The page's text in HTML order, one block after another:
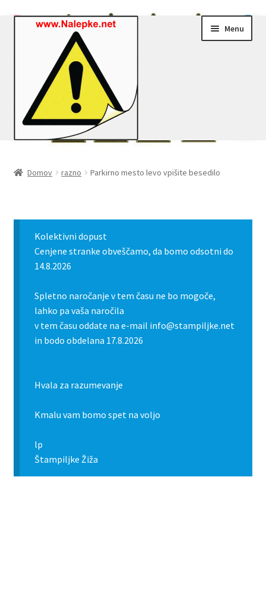
Menu
Zaključek nakupa
Košarica
Domov razno Parkirno mesto levo vpišite besedilo
Kolektivni dopust
Cenjene stranke obveščamo, da bomo odsotni do
14.8.2026
Spletno naročanje v tem času ne bo mogoče,
lahko pa vaša naročila
v tem času oddate na e-mail info@stampiljke.net
in bodo obdelana 17.8.2026
Hvala za razumevanje
Kmalu vam bomo spet na voljo
lp
Štampiljke Žiža